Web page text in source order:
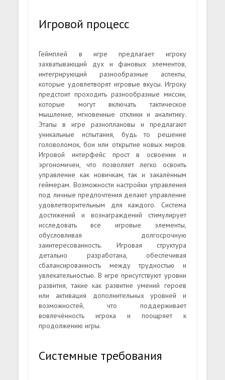
Игровой процесс
Геймплей в игре предлагает игроку
захватывающий дух и фановых элементов,
интегрирующий разнообразные аспекты,
которые удовлетворят игровые вкусы. Игроку
предстоит проходить разнообразные миссии,
которые могут включать тактическое
мышление, мгновенные отклики и аналитику.
Этапы в игре разноплановы и предлагают
уникальные испытания, будь то решение
головоломок, бои или открытие новых миров.
Игровой интерфейс прост в освоении и
эргономичен, что позволяет легко освоить
управление как новичкам, так и закалённым
геймерам. Возможности настройки управления
под личные предпочтения делают управление
удовлетворительным для каждого. Система
достижений и вознаграждений стимулирует
исследовать все игровые элементы,
обусловливая долгосрочную
заинтересованность. Игровая структура
детально разработана, обеспечивая
сбалансированность между трудностью и
увлекательностью. В игре присутствуют уровни
развития, такие как развитие умений героев
или активация дополнительных уровней и
возможностей, что поддерживает
вовлечённость игрока и поощряет к
продолжению игры.
Системные требования